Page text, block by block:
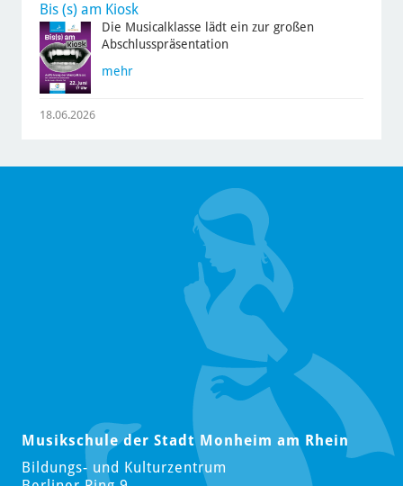
Bis (s) am Kiosk
Die Musicalklasse lädt ein zur großen
Abschlusspräsentation
mehr
18.06.2026
Musikschule der Stadt Monheim am Rhein
Bildungs- und Kulturzentrum